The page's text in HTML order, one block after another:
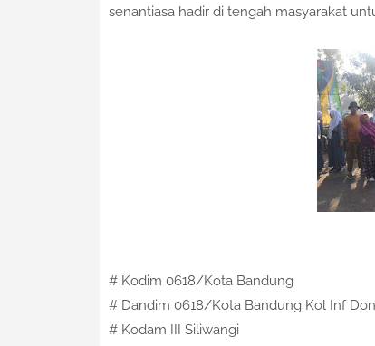
senantiasa hadir di tengah masyarakat
# Kodim 0618/Kota Bandung
# Dandim 0618/Kota Bandung Kol Inf
# Kodam III Siliwangi